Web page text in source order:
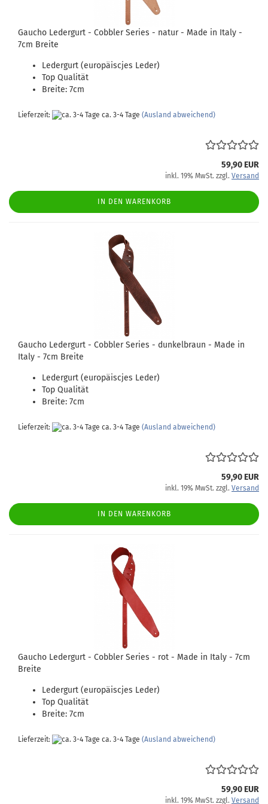
Gaucho Ledergurt - Cobbler Series - natur - Made in Italy -
7cm Breite
Ledergurt (europäiscjes Leder)
Top Qualität
Breite: 7cm
Lieferzeit: ca. 3-4 Tage (Ausland abweichend)
59,90 EUR
inkl. 19% MwSt. zzgl. Versand
IN DEN WARENKORB
Gaucho Ledergurt - Cobbler Series - dunkelbraun - Made in
Italy - 7cm Breite
Ledergurt (europäiscjes Leder)
Top Qualität
Breite: 7cm
Lieferzeit: ca. 3-4 Tage (Ausland abweichend)
59,90 EUR
inkl. 19% MwSt. zzgl. Versand
IN DEN WARENKORB
Gaucho Ledergurt - Cobbler Series - rot - Made in Italy - 7cm
Breite
Ledergurt (europäiscjes Leder)
Top Qualität
Breite: 7cm
Lieferzeit: ca. 3-4 Tage (Ausland abweichend)
59,90 EUR
inkl. 19% MwSt. zzgl. Versand